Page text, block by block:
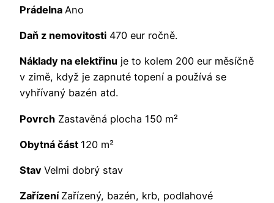
Prádelna Ano
Daň z nemovitosti 470 eur ročně.
Náklady na elektřinu je to kolem 200 eur měsíčně
v zimě, když je zapnuté topení a používá se
vyhřívaný bazén atd.
Povrch Zastavěná plocha 150 m²
Obytná část 120 m²
Stav Velmi dobrý stav
Zařízení Zařízený, bazén, krb, podlahové